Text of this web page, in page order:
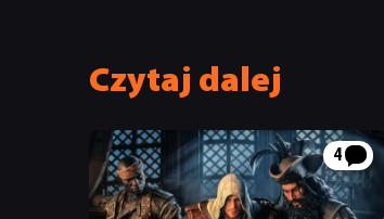
Czytaj dalej
4